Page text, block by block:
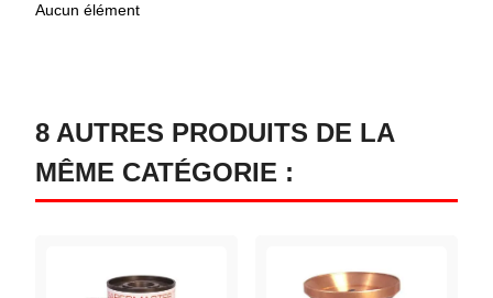
Aucun élément
8 AUTRES PRODUITS DE LA
MÊME CATÉGORIE :